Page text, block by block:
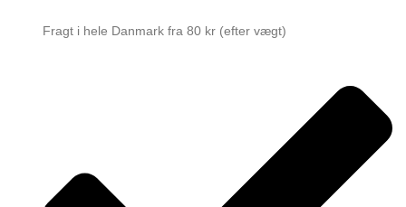
Fragt i hele Danmark fra 80 kr (efter vægt)